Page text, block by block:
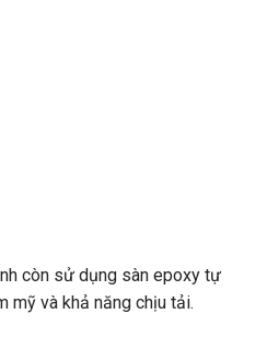
còn sử dụng sàn epoxy tự
mỹ và khả năng chịu tải.